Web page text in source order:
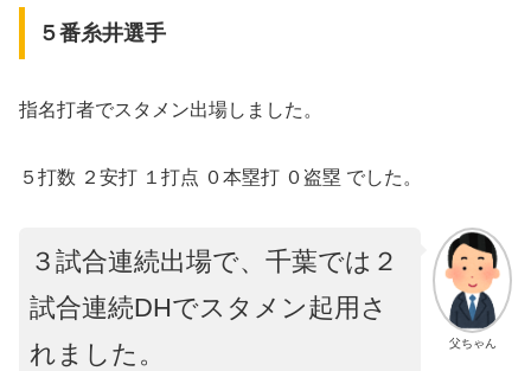
５番糸井選手
指名打者でスタメン出場しました。
５打数 ２安打 １打点 ０本塁打 ０盗塁 でした。
父ちゃん
３試合連続出場で、千葉では２
試合連続DHでスタメン起用さ
れました。